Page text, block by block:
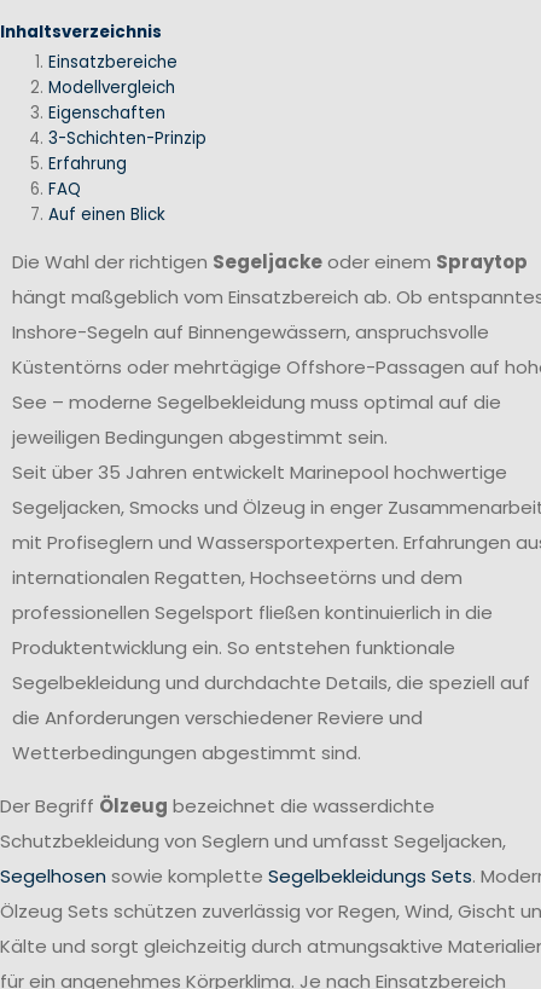
Inhaltsverzeichnis
Einsatzbereiche
Modellvergleich
Eigenschaften
3-Schichten-Prinzip
Erfahrung
FAQ
Auf einen Blick
Die Wahl der richtigen Segeljackeoder einem Spraytop
hängt maßgeblich vom Einsatzbereich ab. Ob
Inshore-Segeln auf Binnengewässern, anspruchsvolle
Küstentörns oder mehrtägige Offshore-Passagen auf
See – moderne Segelbekleidung muss optimal auf die
jeweiligen Bedingungen abgestimmt sein.
Seit über 35 Jahren entwickelt Marinepool hochwertige
Segeljacken, Smocks und Ölzeug in enger
mit Profiseglern und Wassersportexperten. Erfahrungen
internationalen Regatten, Hochseetörns und dem
professionellen Segelsport fließen kontinuierlich in die
Produktentwicklung ein. So entstehen funktionale
Segelbekleidung und durchdachte Details, die speziell auf
die Anforderungen verschiedener Reviere und
Wetterbedingungen abgestimmt sind.
Der Begriff Ölzeug bezeichnet die wasserdichte
Schutzbekleidung von Seglern und umfasst Segeljacken,
Segelhosen sowie komplette Segelbekleidungs Sets.
Ölzeug Sets schützen zuverlässig vor Regen, Wind, Gischt
Kälte und sorgt gleichzeitig durch atmungsaktive
für ein angenehmes Körperklima. Je nach Einsatzbereich